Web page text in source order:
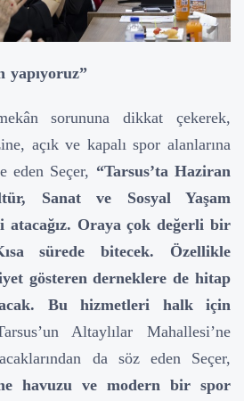
sorununa dikkat çekerek,
açık ve kapalı spor alanlarına
eden Seçer, “Tarsus’ta Haziran
Sanat ve Sosyal Yaşam
atacağız. Oraya çok değerli bir
sürede bitecek. Özellikle
gösteren derneklere de hitap
Bu hizmetleri halk için
Altaylılar Mahallesi’ne
da söz eden Seçer,
havuzu ve modern bir spor